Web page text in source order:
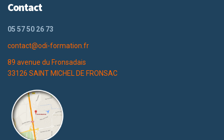
Contact
05 57 50 26 73
contact@odi-formation.fr
89 avenue du Fronsadais
33126 SAINT MICHEL DE FRONSAC